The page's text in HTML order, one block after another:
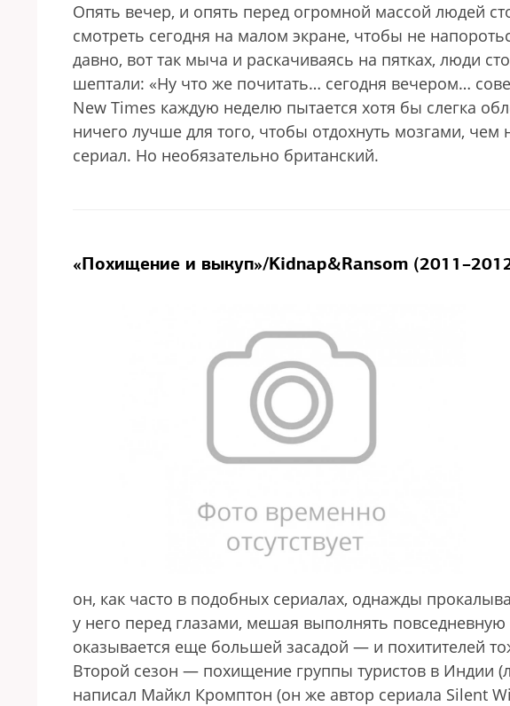
Опять вечер, и опять перед огромной массой людей
смотреть сегодня на малом экране, чтобы не
давно, вот так мыча и раскачиваясь на пятках, люди
шептали: «Ну что же почитать… сегодня вечером…
New Times каждую неделю пытается хотя бы слегка
ничего лучше для того, чтобы отдохнуть мозгами,
сериал. Но необязательно британский.
«Похищение и выкуп»/Kidnap&Ransom
он, как часто в подобных сериалах, однажды
у него перед глазами, мешая выполнять
оказывается еще большей засадой — и похитителей
Второй сезон — похищение группы туристов в Индии
написал Майкл Кромптон (он же автор сериала Silent